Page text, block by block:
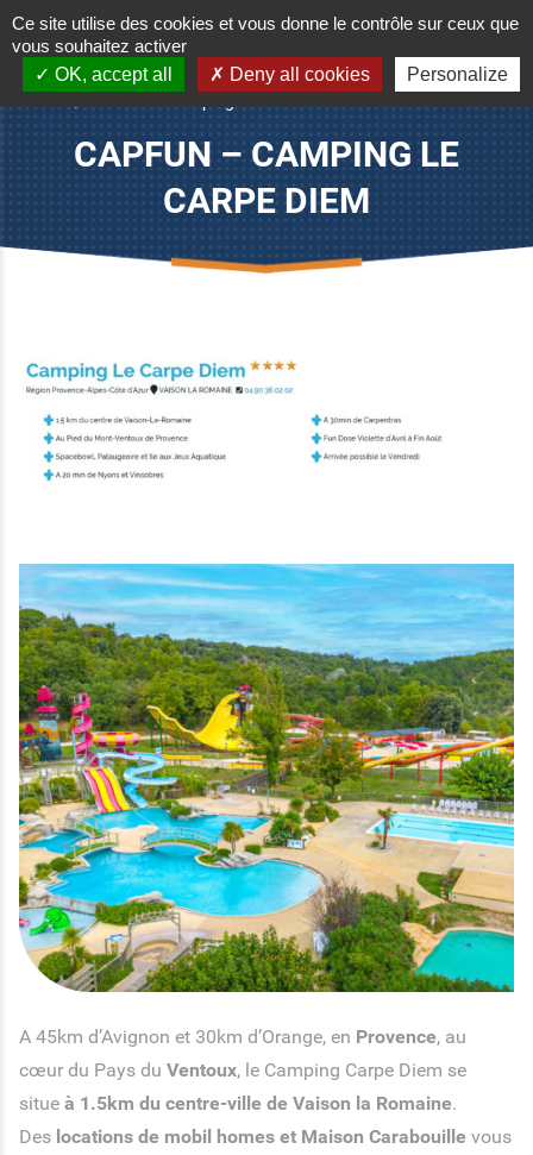
CAPFUN – CAMPING LE
CARPE DIEM
A 45km d’Avignon et 30km d’Orange, en Provence, au
cœur du Pays du Ventoux, le Camping Carpe Diem se
situe à 1.5km du centre-ville de Vaison la Romaine.
Des locations de mobil homes et Maison Carabouille vous
Ce site utilise des cookies et vous donne le contrôle sur ceux que
vous souhaitez activer
OK, accept all
Deny all cookies Personalize